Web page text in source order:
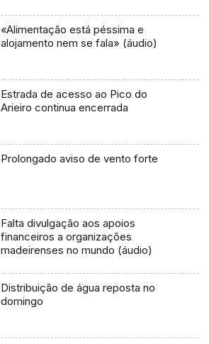
«Alimentação está péssima e
alojamento nem se fala» (áudio)
Estrada de acesso ao Pico do
Arieiro continua encerrada
Prolongado aviso de vento forte
Falta divulgação aos apoios
financeiros a organizações
madeirenses no mundo (áudio)
Distribuição de água reposta no
domingo